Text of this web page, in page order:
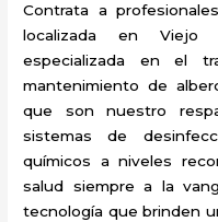
Contrata a
localizada en Viejo
especializada en el
mantenimiento de
que son nuestro
sistemas de
químicos a niveles
salud siempre a la
tecnología que brinden